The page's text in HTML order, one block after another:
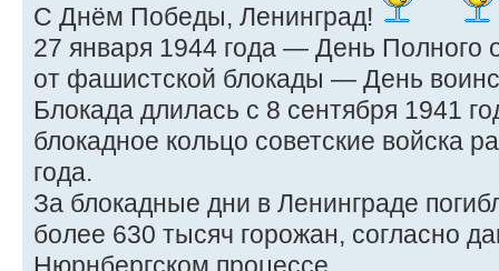
С Днём Победы, Ленинград!
27 января 1944 года — День Полного
от фашистской блокады — День
Блокада длилась с 8 сентября 1941
блокадное кольцо советские войска
года.
За блокадные дни в Ленинграде
более 630 тысяч горожан, согласно
Нюрнбергском процессе...